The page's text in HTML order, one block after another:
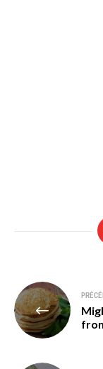
Navigation
de
l’article